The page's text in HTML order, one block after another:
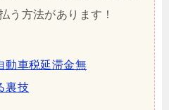
う方法があります！
動車税延滞金無
裏技